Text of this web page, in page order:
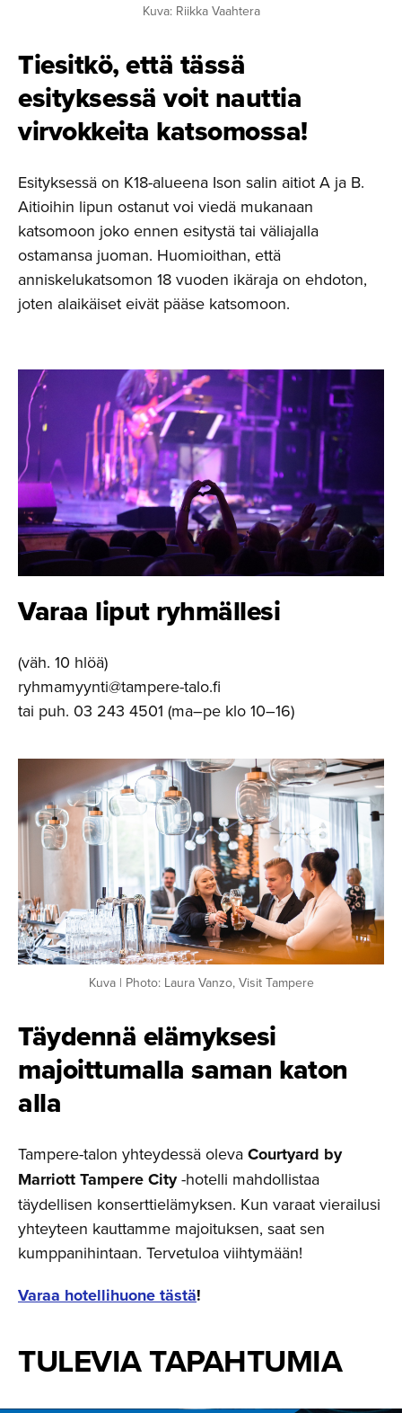
Kuva: Riikka Vaahtera
Tiesitkö, että tässä
esityksessä voit nauttia
virvokkeita katsomossa!
Esityksessä on K18-alueena Ison salin aitiot A ja B.
Aitioihin lipun ostanut voi viedä mukanaan
katsomoon joko ennen esitystä tai väliajalla
ostamansa juoman. Huomioithan, että
anniskelukatsomon 18 vuoden ikäraja on ehdoton,
joten alaikäiset eivät pääse katsomoon.
Varaa liput ryhmällesi
(väh. 10 hlöä)
ryhmamyynti@tampere-talo.fi
tai puh. 03 243 4501 (ma–pe klo 10–16)
Kuva | Photo: Laura Vanzo, Visit Tampere
Täydennä elämyksesi
majoittu­malla saman katon
alla
Tampere-talon yhteydessä oleva Courtyard by
Marriott Tampere City-hotelli mahdollistaa
täydellisen konserttielämyksen. Kun varaat vierailusi
yhteyteen kauttamme majoituksen, saat sen
kumppanihintaan. Tervetuloa viihtymään!
Varaa hotellihuone tästä!
TULEVIA TAPAHTUMIA